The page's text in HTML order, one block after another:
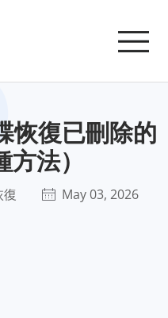
恢復已刪除的
法）
May 03, 2026